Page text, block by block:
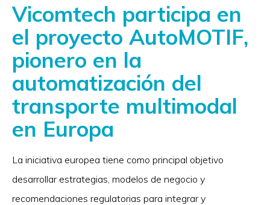
Vicomtech participa en
el proyecto AutoMOTIF,
pionero en la
automatización del
transporte multimodal
en Europa
La iniciativa europea tiene como principal objetivo
desarrollar estrategias, modelos de negocio y
recomendaciones regulatorias para integrar y